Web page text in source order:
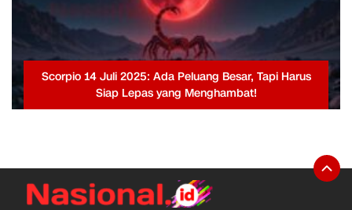
Scorpio 14 Juli 2025: Ada Peluang Besar, Tapi Harus
Siap Lepas yang Menghambat!